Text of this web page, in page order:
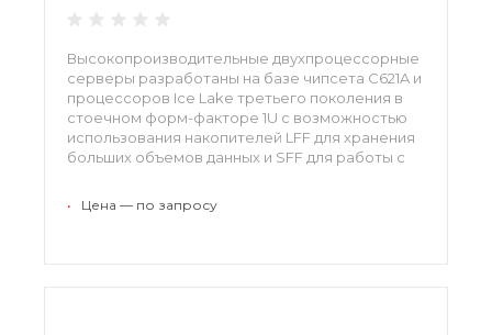
Высокопроизводительные двухпроцессорные
серверы разработаны на базе чипсета С621A и
процессоров Ice Lake третьего поколения в
стоечном форм-факторе 1U с возможностью
использования накопителей LFF для хранения
больших объемов данных и SFF для работы с
• Цена — по запросу